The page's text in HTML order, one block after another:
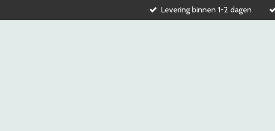
direct
Levering binnen 1-2 dagen